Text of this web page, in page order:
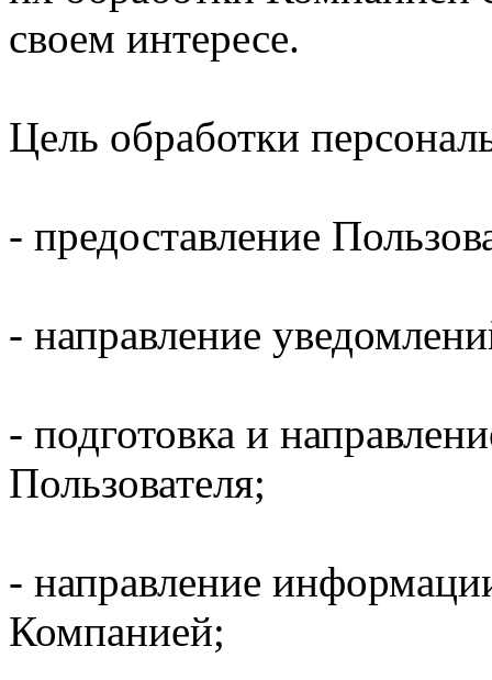
своем интересе.
Цель обработки
- предоставление
- направление
- подготовка и
Пользователя;
- направление
Компанией;